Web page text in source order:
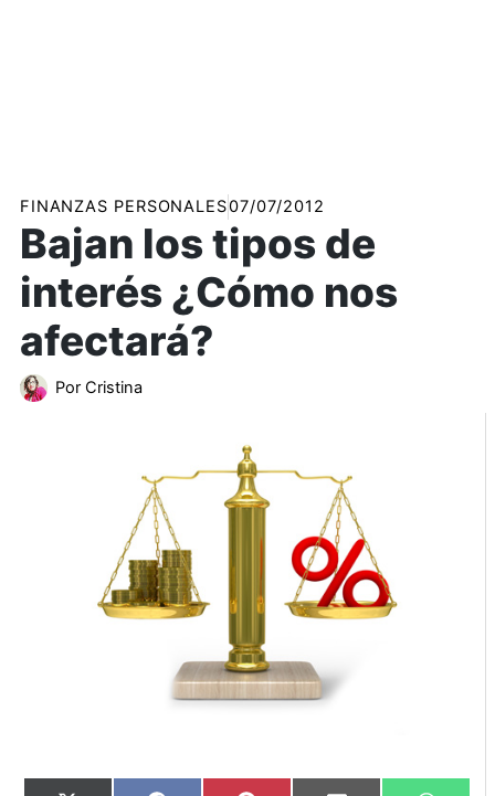
FINANZAS PERSONALES07/07/2012
Bajan los tipos de
interés ¿Cómo nos
afectará?
Por Cristina